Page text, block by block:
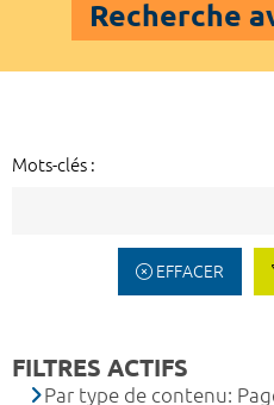
Recherche
Mots-clés :
EFFACER
FILTRES ACTIFS
Par type de contenu: